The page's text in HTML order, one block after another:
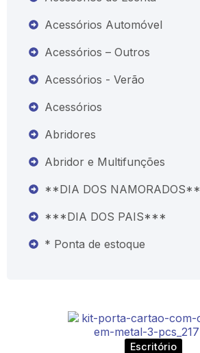
Acessórios Automóvel
Acessórios – Outros
Acessórios - Verão
Acessórios
Abridores
Abridor e Multifunções
**DIA DOS NAMORADOS**
***DIA DOS PAIS***
* Ponta de estoque
Escritório